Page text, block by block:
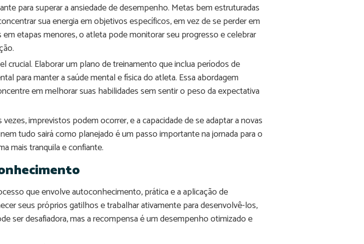
para superar a ansiedade de desempenho. Metas bem estruturadas
sua energia em objetivos específicos, em vez de se perder em
etapas menores, o atleta pode monitorar seu progresso e celebrar
Elaborar um plano de treinamento que inclua períodos de
para manter a saúde mental e física do atleta. Essa abordagem
em melhorar suas habilidades sem sentir o peso da expectativa
imprevistos podem ocorrer, e a capacidade de se adaptar a novas
tudo sairá como planejado é um passo importante na jornada para o
mais tranquila e confiante.
que envolve autoconhecimento, prática e a aplicação de
seus próprios gatilhos e trabalhar ativamente para desenvolvê-los,
ser desafiadora, mas a recompensa é um desempenho otimizado e